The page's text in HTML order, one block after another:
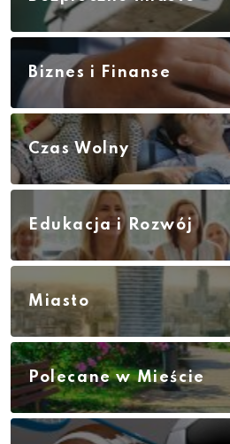
Biznes i Finanse
Czas Wolny
Edukacja i Rozwój
Miasto
Polecane w Mieście